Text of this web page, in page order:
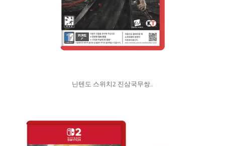
닌텐도 스위치2 진삼국무쌍..